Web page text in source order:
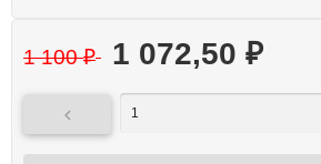
1 100₽ 1 072,50 ₽
